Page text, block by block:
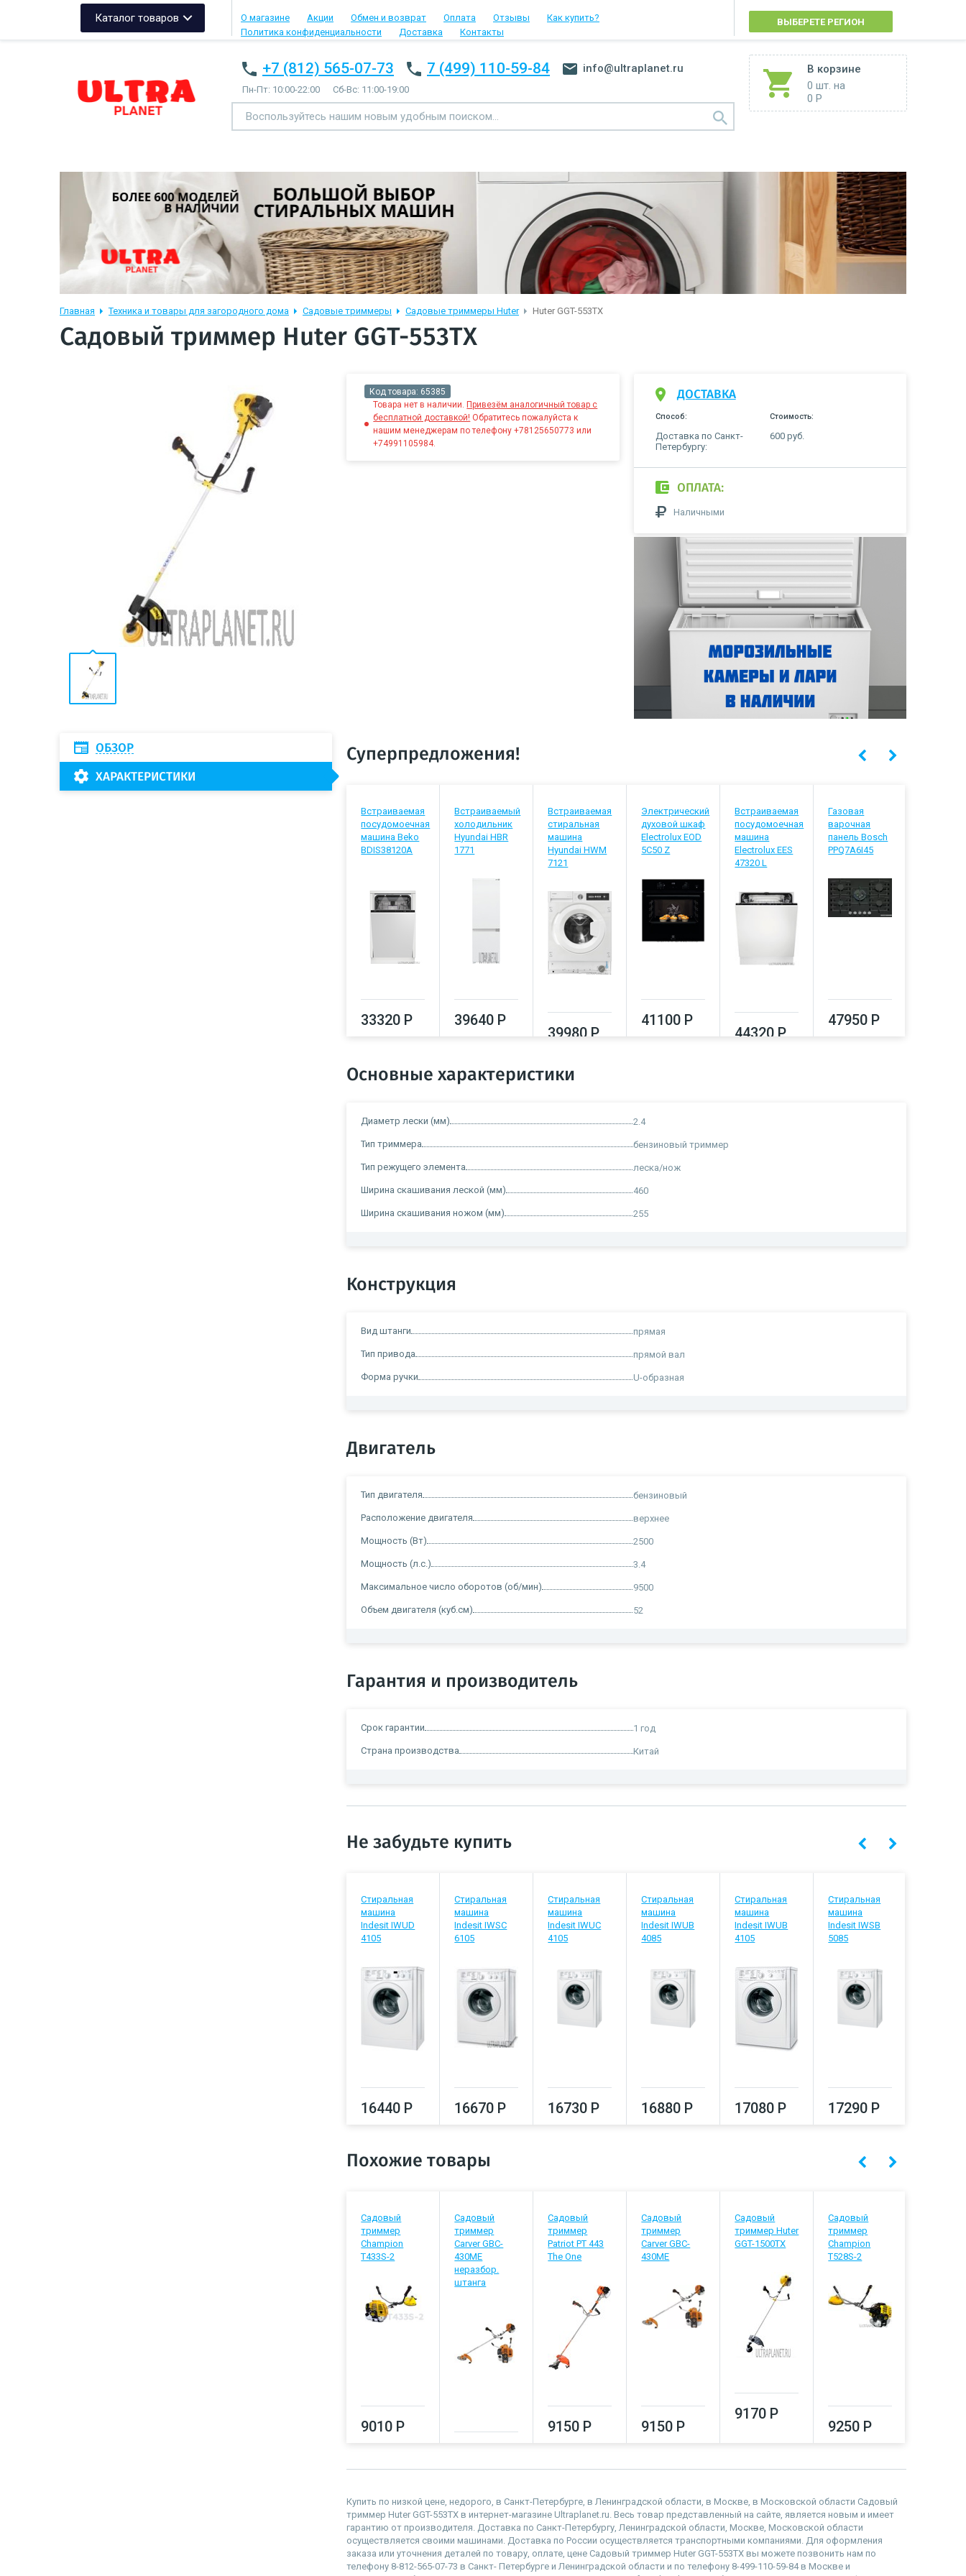
Каталог товаров О магазине Акции Обмен и возврат Оплата Отзывы
Как купить?
Политика конфиденциальности
Доставка Контакты
ВЫБЕРЕТЕ РЕГИОН
В корзине
0 шт. на
0 Р
+7 (812) 565-07-73 7 (499) 110-59-84 info@ultraplanet.ru
Пн-Пт: 10:00-22:00 Сб-Вс: 11:00-19:00
Главная Техника и товары для загородного дома Садовые триммеры Садовые триммеры Huter Huter GGT-553TX
Садовый триммер Huter GGT-553TX
ОБЗОР
ХАРАКТЕРИСТИКИ
Код товара: 65385
Товара нет в наличии.Привезём аналогичный товар с
бесплатной доставкой! Обратитесь пожалуйста к
нашим менеджерам по телефону +78125650773 или
+74991105984.
ДОСТАВКА
Способ: Стоимость:
Доставка по Санкт-
Петербургу:
600 руб.
ОПЛАТА:
Наличными
Суперпредложения!
Встраиваемая
посудомоечная
машина Beko
BDIS38120A
33320 Р
Встраиваемый
холодильник
Hyundai HBR
1771
39640 Р
Встраиваемая
стиральная
машина
Hyundai HWM
7121
39980 Р
Электрический
духовой шкаф
Electrolux EOD
5C50 Z
41100 Р
Встраиваемая
посудомоечная
машина
Electrolux EES
47320 L
44320 Р
Газовая
варочная
панель Bosch
PPQ7A6I45
47950 Р
Основные характеристики
Диаметр лески (мм) 2.4
Тип триммера бензиновый триммер
Тип режущего элемента леска/нож
Ширина скашивания леской (мм) 460
Ширина скашивания ножом (мм) 255
Конструкция
Вид штанги прямая
Тип привода прямой вал
Форма ручки U-образная
Двигатель
Тип двигателя бензиновый
Расположение двигателя верхнее
Мощность (Вт) 2500
Мощность (л.с.) 3.4
Максимальное число оборотов (об/мин) 9500
Объем двигателя (куб.см) 52
Гарантия и производитель
Срок гарантии 1 год
Страна производства Китай
Не забудьте купить
Стиральная
машина
Indesit IWUD
4105
16440 Р
Стиральная
машина
Indesit IWSC
6105
16670 Р
Стиральная
машина
Indesit IWUC
4105
16730 Р
Стиральная
машина
Indesit IWUB
4085
16880 Р
Стиральная
машина
Indesit IWUB
4105
17080 Р
Стиральная
машина
Indesit IWSB
5085
17290 Р
Похожие товары
Садовый
триммер
Champion
T433S-2
9010 Р
Садовый
триммер
Carver GBC-
430ME
неразбор.
штанга
Садовый
триммер
Patriot PT 443
The One
9150 Р
Садовый
триммер
Carver GBC-
430ME
9150 Р
Садовый
триммер Huter
GGT-1500TX
9170 Р
Садовый
триммер
Champion
T528S-2
9250 Р
Купить по низкой цене, недорого, в Санкт-Петербурге, в Ленинградской области, в Москве, в Московской области Садовый
триммер Huter GGT-553TX в интернет-магазине Ultraplanet.ru. Весь товар представленный на сайте, является новым и имеет
гарантию от производителя. Доставка по Санкт-Петербургу, Ленинградской области, Москве, Московской области
осуществляется своими машинами. Доставка по России осуществляется транспортными компаниями. Для оформления
заказа или уточнения деталей по товару, оплате, цене Садовый триммер Huter GGT-553TX вы можете позвонить нам по
телефону 8-812-565-07-73 в Санкт- Петербурге и Ленинградской области и по телефону 8-499-110-59-84 в Москве и